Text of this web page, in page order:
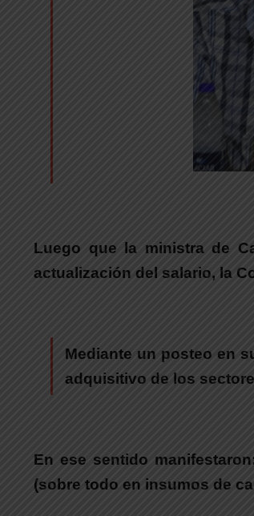
Luego que la ministra de
actualización del salario, la
Mediante un posteo en
adquisitivo de los
En ese sentido
(sobre todo en insumos de